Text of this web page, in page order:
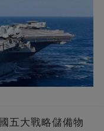
五大戰略儲備物